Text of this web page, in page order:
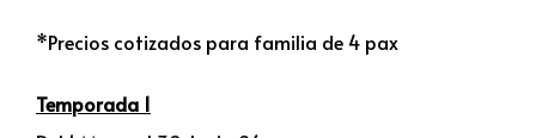
*Precios cotizados para familia de 4 pax
Temporada 1